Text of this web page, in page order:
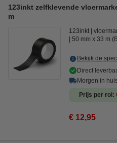
123inkt zelfklevende
m
123inkt
50 mm x 33 m
Bekijk de
Direct
Morgen in
Prijs per rol
€ 12,95